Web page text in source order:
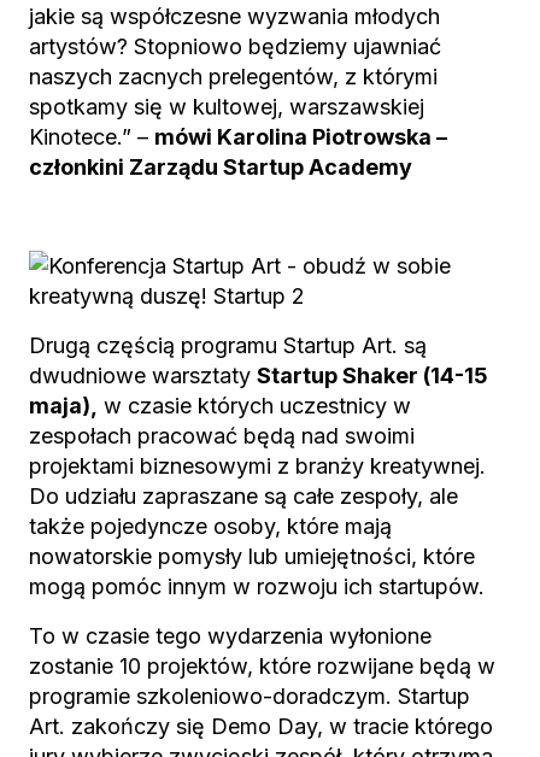
jakie są współczesne wyzwania młodych
artystów? Stopniowo będziemy ujawniać
naszych zacnych prelegentów, z którymi
spotkamy się w kultowej, warszawskiej
Kinotece.” – mówi Karolina Piotrowska –
członkini Zarządu Startup Academy
Drugą częścią programu Startup Art. są
dwudniowe warsztaty Startup Shaker (14-15
maja), w czasie których uczestnicy w
zespołach pracować będą nad swoimi
projektami biznesowymi z branży kreatywnej.
Do udziału zapraszane są całe zespoły, ale
także pojedyncze osoby, które mają
nowatorskie pomysły lub umiejętności, które
mogą pomóc innym w rozwoju ich startupów.
To w czasie tego wydarzenia wyłonione
zostanie 10 projektów, które rozwijane będą w
programie szkoleniowo-doradczym. Startup
Art. zakończy się Demo Day, w tracie którego